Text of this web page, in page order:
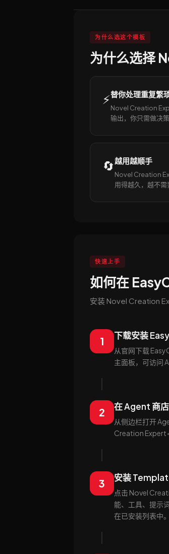
为什么选这个模板
为什么选择
⚡替你处理重复繁
Novel Creation
输出，你只需做决策
🔄越用越顺手
Novel Creation
用得越久，越不需
快速上手
如何在
安装 Novel Creation
1 下载安装
从官网下载
主面板，可访问
2 在 Agent 商
从侧边栏打开
Creation
3 安装
点击 Novel
能、工具、提示
在已安装列表中。